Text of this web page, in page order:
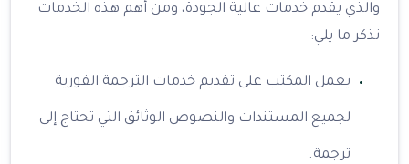
والذي يقدم خدمات عالية الجودة، ومن أهم هذه الخدمات
نذكر ما يلي:
يعمل المكتب على تقديم خدمات الترجمة الفورية
لجميع المستندات والنصوص الوثائق التي تحتاج إلى
ترجمة.